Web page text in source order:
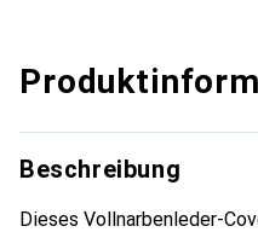
Beschreibung
Dieses Vollnarbenleder-